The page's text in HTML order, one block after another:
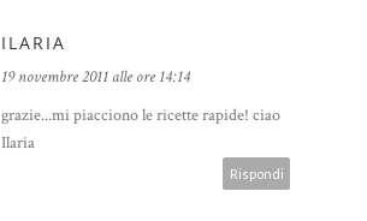
ILARIA
19 novembre 2011 alle ore 14:14
grazie...mi piacciono le ricette rapide! ciao
Ilaria
Rispondi